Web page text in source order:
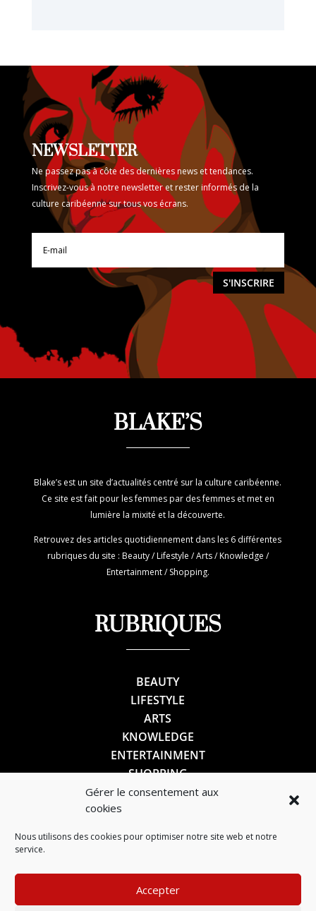
Gérer le consentement aux
cookies
Nous utilisons des cookies pour optimiser notre site web et notre
service.
Accepter
NEWSLETTER
Ne passez pas à côte des dernières news et tendances.
Inscrivez-vous à notre newsletter et rester informés de la
culture caribéenne sur tous vos écrans.
S'INSCRIRE
BLAKE’S
Blake’s est un site d’actualités centré sur la culture caribéenne.
Ce site est fait pour les femmes par des femmes et met en
lumière la mixité et la découverte.
Retrouvez des articles quotidiennement dans les 6 différentes
rubriques du site : Beauty / Lifestyle / Arts / Knowledge /
Entertainment / Shopping.
RUBRIQUES
BEAUTY
LIFESTYLE
ARTS
KNOWLEDGE
ENTERTAINMENT
SHOPPING
SUIVEZ-NOUS